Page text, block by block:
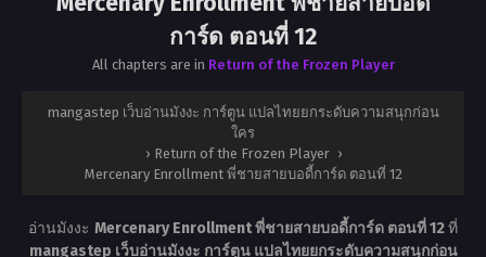
การ์ด ตอนที่ 12
All chapters are in Return of the Frozen Player
mangastep เว็บอ่านมังงะ การ์ตูน แปลไทยยกระดับความสนุกก่อน
ใคร
› Return of the Frozen Player ›
Mercenary Enrollment พี่ชายสายบอดี้การ์ด ตอนที่ 12
อ่านมังงะ Mercenary Enrollment พี่ชายสายบอดี้การ์ด ตอนที่ 12ที่
mangastep เว็บอ่านมังงะ การ์ตูน แปลไทยยกระดับความสนุกก่อน